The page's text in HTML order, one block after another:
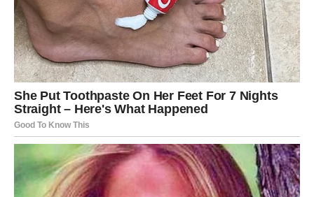
To će vam vratiti optimizam i vjeru u budućnost.
NAJVEĆA PROMJENA DOGAĐA
SE U VAMA
Jedna od najvažnijih poruka koju vam svemir šalje jeste
da počnete više vjerovati sebi.
Previše puta ste stavljali svoje želje na drugo mjesto.